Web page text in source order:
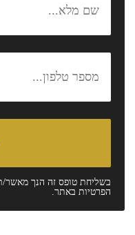
בשליחת טופס זה הנך
הפרטיות באתר.